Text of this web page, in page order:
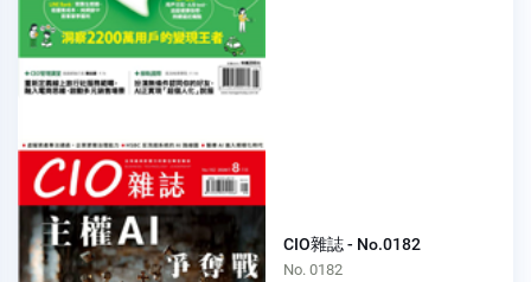
CIO雜誌 - No.0182
No. 0182